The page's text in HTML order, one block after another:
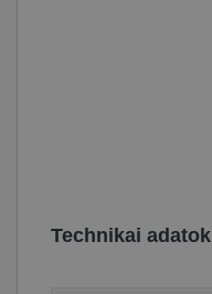
Technikai adatok